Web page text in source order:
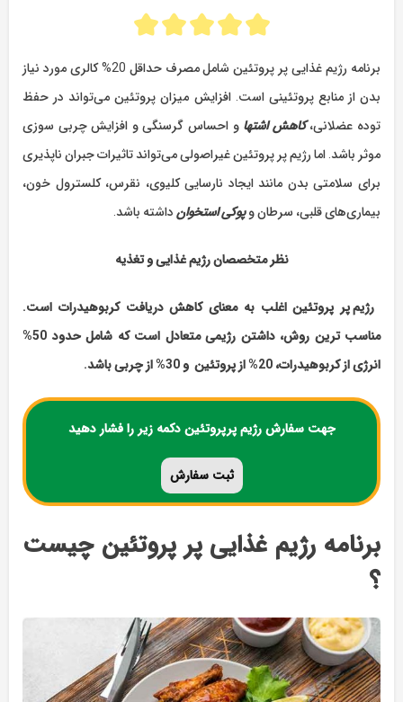
برنامه رژیم غذایی پر پروتئین شامل مصرف حداقل 20% کالری مورد نیاز
بدن از منابع پروتئینی است. افزایش میزان پروتئین می‌تواند در حفظ
توده عضلانی،کاهش اشتها و احساس گرسنگی و افزایش چربی سوزی
موثر باشد. اما رژیم پر پروتئین غیراصولی می‌تواند تاثیرات جبران ناپذیری
برای سلامتی بدن مانند ایجاد نارسایی کلیوی، نقرس، کلسترول خون،
بیماری‌های قلبی، سرطان وپوکی استخوان داشته باشد.
نظر متخصصان رژیم غذایی و تغذیه
رژیم پر پروتئین اغلب به معنای کاهش دریافت کربوهیدرات است.
مناسب ترین روش، داشتن رژیمی متعادل است که شامل حدود 50%
انرژی از کربوهیدرات، 20% از پروتئین و 30% از چربی باشد.
جهت سفارش رژیم پرپروتئین دکمه زیر را فشار دهید
ثبت سفارش
برنامه رژیم غذایی پر پروتئین چیست
؟